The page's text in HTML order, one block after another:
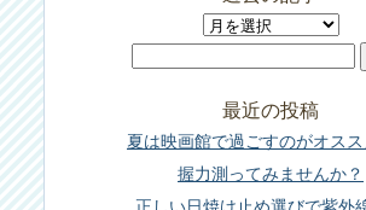
過
事
最近の投稿
夏は映画館で過ごすのがオス
握力測ってみませんか？